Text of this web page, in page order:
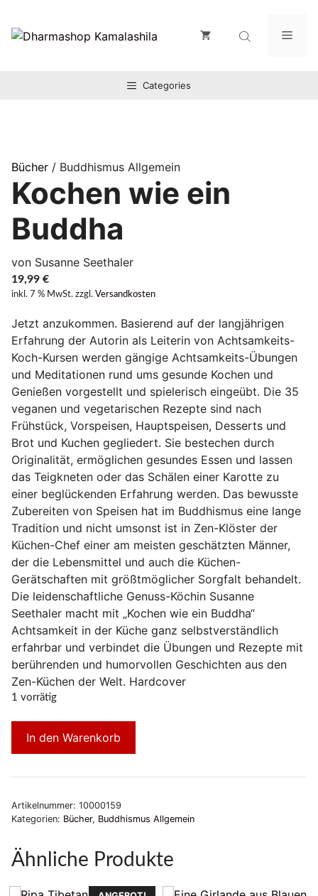
Inhalt
springen
Categories
Bücher / Buddhismus Allgemein
Kochen wie ein
Buddha
von Susanne Seethaler
19,99 €
inkl. 7 % MwSt. zzgl. Versandkosten
Jetzt anzukommen. Basierend auf der langjährigen
Erfahrung der Autorin als Leiterin von Achtsamkeits-
Koch-Kursen werden gängige Achtsamkeits-Übungen
und Meditationen rund ums gesunde Kochen und
Genießen vorgestellt und spielerisch eingeübt. Die 35
veganen und vegetarischen Rezepte sind nach
Frühstück, Vorspeisen, Hauptspeisen, Desserts und
Brot und Kuchen gegliedert. Sie bestechen durch
Originalität, ermöglichen gesundes Essen und lassen
das Teigkneten oder das Schälen einer Karotte zu
einer beglückenden Erfahrung werden. Das bewusste
Zubereiten von Speisen hat im Buddhismus eine lange
Tradition und nicht umsonst ist in Zen-Klöster der
Küchen-Chef einer am meisten geschätzten Männer,
der die Lebensmittel und auch die Küchen-
Gerätschaften mit größtmöglicher Sorgfalt behandelt.
Die leidenschaftliche Genuss-Köchin Susanne
Seethaler macht mit „Kochen wie ein Buddha“
Achtsamkeit in der Küche ganz selbstverständlich
erfahrbar und verbindet die Übungen und Rezepte mit
berührenden und humorvollen Geschichten aus den
Zen-Küchen der Welt. Hardcover
1 vorrätig
In den Warenkorb
Artikelnummer: 10000159
Kategorien: Bücher, Buddhismus Allgemein
Ähnliche Produkte